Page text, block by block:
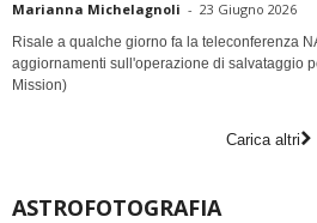
Marianna Michelagnoli - 23 Giugno 2026
Risale a qualche giorno fa la teleconferenza
aggiornamenti sull'operazione di salvataggio
Mission)
Carica altri
ASTROFOTOGRAFIA